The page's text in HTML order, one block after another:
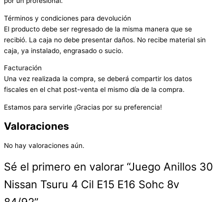
Términos y condiciones para devolución
El producto debe ser regresado de la misma manera que se
recibió. La caja no debe presentar daños. No recibe material sin
caja, ya instalado, engrasado o sucio.
Facturación
Una vez realizada la compra, se deberá compartir los datos
fiscales en el chat post-venta el mismo día de la compra.
Estamos para servirle ¡Gracias por su preferencia!
Valoraciones
No hay valoraciones aún.
Sé el primero en valorar “Juego Anillos 30
Nissan Tsuru 4 Cil E15 E16 Sohc 8v